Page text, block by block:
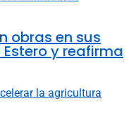
obras en sus
y reafirma